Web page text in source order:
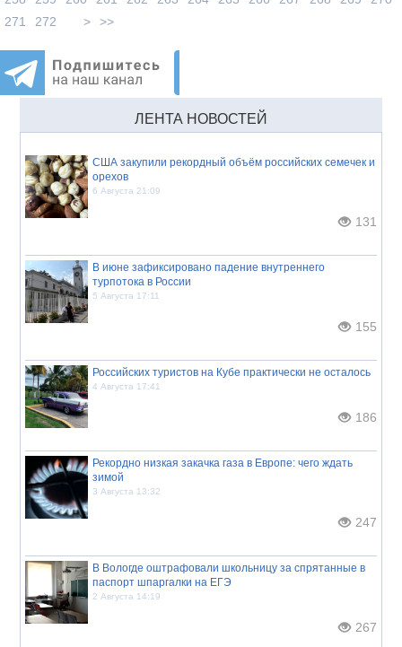
271
272 > >>
ЛЕНТА НОВОСТЕЙ
США закупили рекордный объём российских семечек и
орехов
6 Августа 21:09
131
В июне зафиксировано падение внутреннего
турпотока в России
5 Августа 17:11
155
Российских туристов на Кубе практически не осталось
4 Августа 17:41
186
Рекордно низкая закачка газа в Европе: чего ждать
зимой
3 Августа 13:32
247
В Вологде оштрафовали школьницу за спрятанные в
паспорт шпаргалки на ЕГЭ
2 Августа 14:19
267